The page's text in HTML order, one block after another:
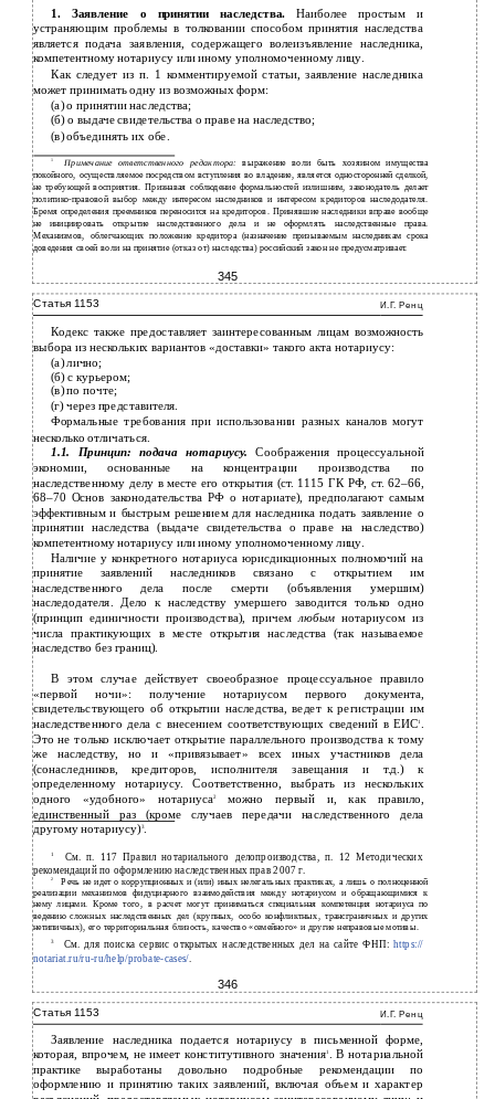
1. Заявление о принятии наследства.Наиболее простым и
устраняющим проблемы в толковании способом принятия наследства
является подача заявления, содержащего волеизъявление наследника,
компетентному нотариусу или иному уполномоченному лицу.
Как следует из п. 1 комментируемой статьи, заявление наследника
может принимать одну из возможных форм:
(а) о принятии наследства;
(б) о выдаче свидетельства о праве на наследство;
(в) объединять их обе.
1 Примечание ответственного редактора:выражение воли быть хозяином имущества
покойного, осуществляемое посредством вступления во владение, является односторонней сделкой,
не требующей восприятия. Признавая соблюдение формальностей излишним, законодатель делает
политико-правовой выбор между интересом наследников и интересом кредиторов наследодателя.
Бремя определения преемников переносится на кредиторов. Принявшие наследники вправе вообще
не инициировать открытие наследственного дела и не оформлять наследственные права.
Механизмов, облегчающих положение кредитора (назначение призываемым наследникам срока
доведения своей воли на принятие (отказ от) наследства) российский закон не предусматривает.
345
Статья 1153 И.Г. Ренц
Кодекс также предоставляет заинтересованным лицам возможность
выбора из нескольких вариантов «доставки» такого акта нотариусу:
(а) лично;
(б) с курьером;
(в) по почте;
(г) через представителя.
Формальные требования при использовании разных каналов могут
несколько отличаться.
1.1. Принцип: подача нотариусу.Соображения процессуальной
экономии, основанные на концентрации производства по
наследственному делу в месте его открытия (ст. 1115 ГК РФ, ст.62–66,
68–70 Основ законодательства РФ о нотариате), предполагают самым
эффективным и быстрым решением для наследника подать заявление о
принятии наследства (выдаче свидетельства о праве на наследство)
компетентному нотариусу или иному уполномоченному лицу.
Наличие у конкретного нотариуса юрисдикционных полномочий на
принятие заявлений наследников связано с открытием им
наследственного дела после смерти (объявления умершим)
наследодателя. Дело к наследству умершего заводится только одно
(принцип единичности производства), причемлюбымнотариусом из
числа практикующих в месте открытия наследства (так называемое
наследство без границ).
В этом случае действует своеобразное процессуальное правило
«первой ночи»: получение нотариусом первого документа,
свидетельствующего об открытии наследства, ведет к регистрации им
наследственного дела с внесением соответствующих сведений в ЕИС1.
Это не только исключает открытие параллельного производства к тому
же наследству, но и «привязывает» всех иных участников дела
(сонаследников, кредиторов, исполнителя завещания и т.д.) к
определенному нотариусу. Соответственно, выбрать из нескольких
одного «удобного» нотариуса2 можно первый и, как правило,
единственный раз (кроме случаев передачи наследственного дела
другому нотариусу)3.
1 См. п. 117 Правил нотариального делопроизводства, п. 12 Методических
рекомендаций по оформлению наследственных прав 2007 г.
2
Речь не идет о коррупционных и (или) иных нелегальных практиках, а лишь о полноценной
реализации механизмов фидуциарного взаимодействия между нотариусом и обращающимися к
нему лицами. Кроме того, в расчет могут приниматься специальная компетенция нотариуса по
ведению сложных наследственных дел (крупных, особо конфликтных, трансграничных и других
нетипичных), его территориальная близость, качество «семейного» и другие неправовые мотивы.
3См. для поиска сервис открытых наследственных дел на сайте ФНП:https://
notariat.ru/ru-ru/help/probate-cases/.
346
Статья 1153 И.Г. Ренц
Заявление наследника подается нотариусу в письменной форме,
которая, впрочем, не имеет конститутивного значения1. В нотариальной
практике выработаны довольно подробные рекомендации по
оформлению и принятию таких заявлений, включая объем и характер